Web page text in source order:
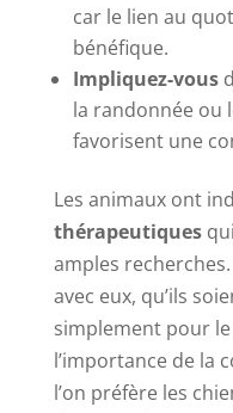
car le lien au
bénéfique.
Impliquez-vous
la randonnée ou
favorisent une
Les animaux ont
thérapeutiques
amples
avec eux, qu’ils
simplement pour
l’importance de la
l’on préfère les